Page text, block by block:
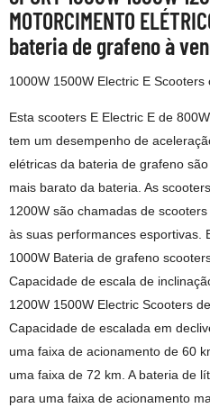
MOTORCIMENTO
bateria de grafeno à
1000W 1500W Electric E
Esta scooters E Electric E de
tem um desempenho de
elétricas da bateria de grafeno
mais barato da bateria. As
1200W são chamadas de
às suas performances esportivas.
1000W Bateria de grafeno
Capacidade de escala de
1200W 1500W Electric Scooters
Capacidade de escalada em
uma faixa de acionamento de 60
uma faixa de 72 km. A bateria de
para uma faixa de acionamento